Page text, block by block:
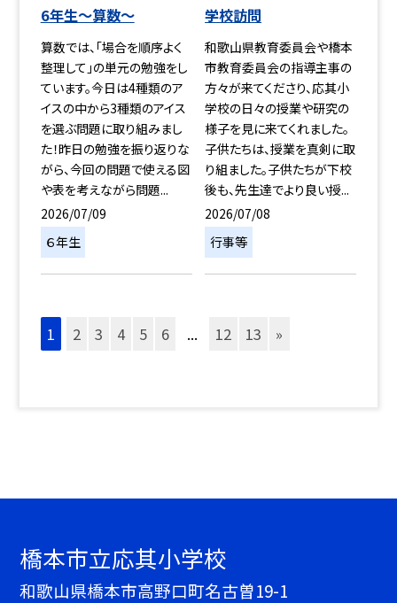
6年生〜算数〜
算数では、「場合を順序よく
整理して」の単元の勉強をし
ています。今日は4種類のア
イスの中から3種類のアイス
を選ぶ問題に取り組みまし
た！昨日の勉強を振り返りな
がら、今回の問題で使える図
や表を考えながら問題...
2026/07/09
６年生
学校訪問
和歌山県教育委員会や橋本
市教育委員会の指導主事の
方々が来てくださり、応其小
学校の日々の授業や研究の
様子を見に来てくれました。
子供たちは、授業を真剣に取
り組ました。子供たちが下校
後も、先生達でより良い授...
2026/07/08
行事等
1 2 3 4 5 6 ... 12 13 »
橋本市立応其小学校
和歌山県橋本市高野口町名古曽19-1